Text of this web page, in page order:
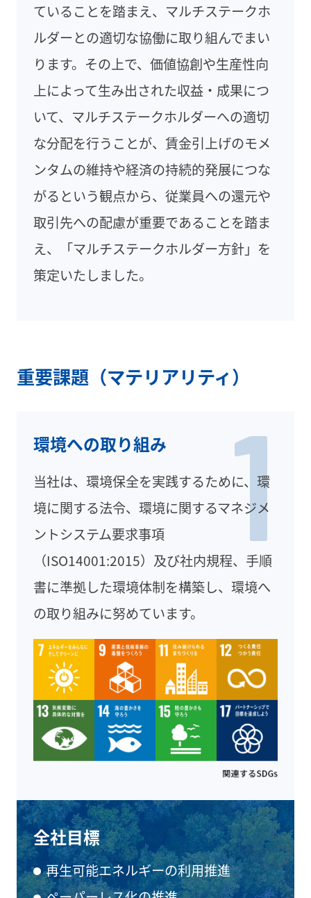
ていることを踏まえ、マルチステークホ
ルダーとの適切な協働に取り組んでまい
ります。その上で、価値協創や生産性向
上によって生み出された収益・成果につ
いて、マルチステークホルダーへの適切
な分配を行うことが、賃金引上げのモメ
ンタムの維持や経済の持続的発展につな
がるという観点から、従業員への還元や
取引先への配慮が重要であることを踏ま
え、「マルチステークホルダー方針」を
策定いたしました。
重要課題（マテリアリティ）
環境への取り組み
当社は、環境保全を実践するために、環
境に関する法令、環境に関するマネジメ
ントシステム要求事項
（ISO14001:2015）及び社内規程、手順
書に準拠した環境体制を構築し、環境へ
の取り組みに努めています。
1
全社目標
再生可能エネルギーの利用推進